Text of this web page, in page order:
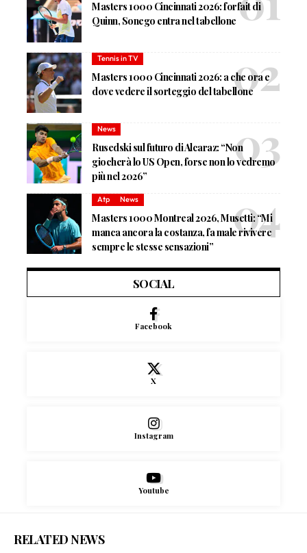
Masters 1000 Cincinnati 2026: forfait di
Quinn, Sonego entra nel tabellone
Tennis in TV
Masters 1000 Cincinnati 2026: a che ora e
dove vedere il sorteggio del tabellone
News
Rusedski sul futuro di Alcaraz: “Non
giocherà lo US Open, forse non lo vedremo
più nel 2026”
Atp News
Masters 1000 Montreal 2026, Musetti: “Mi
manca ancora la costanza, fa male rivivere
sempre le stesse sensazioni”
SOCIAL
Facebook
X
Instagram
Youtube
RELATED NEWS